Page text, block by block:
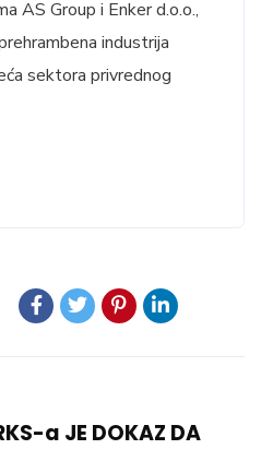
AS Group i Enker d.o.o.,
industrija
sektora privrednog
a JE DOKAZ DA